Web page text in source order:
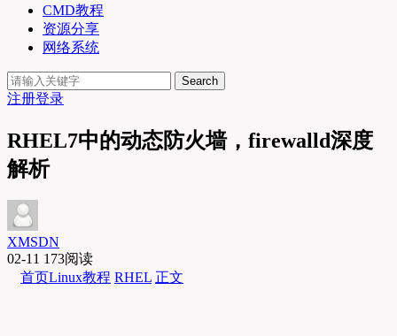
CMD教程
资源分享
网络系统
Search
注册登录
RHEL7中的动态防火墙，firewalld深度
解析
XMSDN
02-11 173阅读
首页Linux教程 RHEL 正文